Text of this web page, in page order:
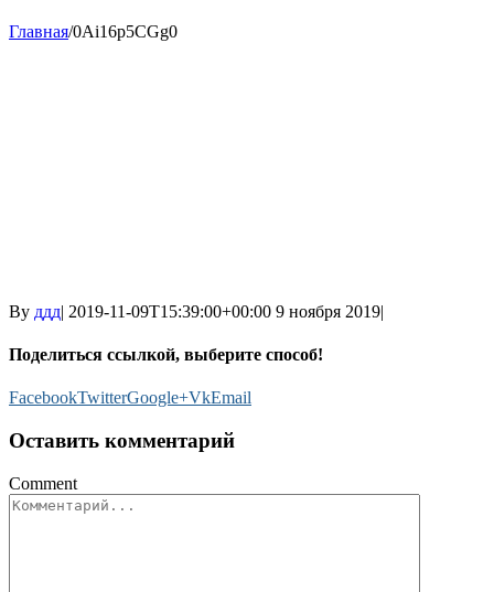
Главная/0Ai16p5CGg0
By ддд| 2019-11-09T15:39:00+00:00 9 ноября 2019|
Поделиться ссылкой, выберите способ!
FacebookTwitterGoogle+VkEmail
Оставить комментарий
Comment